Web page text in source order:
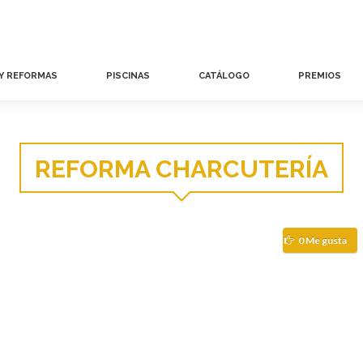
REFORMAS PISCINAS CATÁLOGO PREMIOS
REFORMA CHARCUTERÍA
0 Me gusta